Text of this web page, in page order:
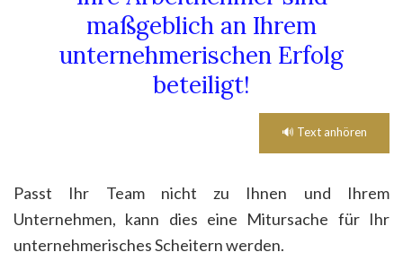
maßgeblich an Ihrem
unternehmerischen Erfolg
beteiligt!
🔊 Text anhören
Passt Ihr Team nicht zu Ihnen und Ihrem
Unternehmen, kann dies eine Mitursache für Ihr
unternehmerisches Scheitern werden.